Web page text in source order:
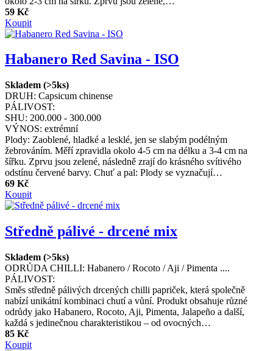
59 Kč
Koupit
Habanero Red Savina - ISO
Skladem (>5ks)
DRUH: Capsicum chinense
PÁLIVOST:
SHU: 200.000 - 300.000
VÝNOS: extrémní
Plody: Zaoblené, hladké a lesklé, jen se slabým podélným
žebrováním. Měří zpravidla okolo 4-5 cm na délku a 3-4 cm na
šířku. Zprvu jsou zelené, následně zrají do krásného svítivého
odstínu červené barvy. Chuť a pal: Plody se vyznačují…
69 Kč
Koupit
Středně pálivé - drcené mix
Skladem (>5ks)
ODRŮDA CHILLI: Habanero / Rocoto / Aji / Pimenta ....
PÁLIVOST:
Směs středně pálivých drcených chilli papriček, která společně
nabízí unikátní kombinaci chutí a vůní. Produkt obsahuje různé
odrůdy jako Habanero, Rocoto, Aji, Pimenta, Jalapeño a další,
každá s jedinečnou charakteristikou – od ovocných…
85 Kč
Koupit